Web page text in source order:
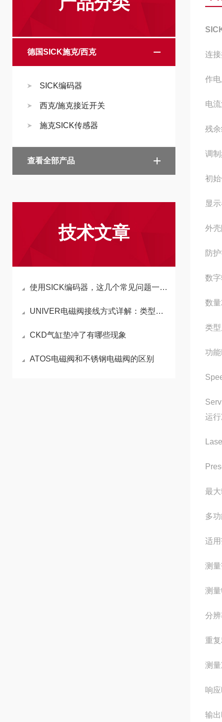
德国SICK施克/西克
SICK编码器
西克/施克接近开关
施克SICK传感器
查看全部产品
技术文章
使用SICK编码器，这几个常见问题一定要知道
UNIVER电磁阀接线方式详解：类型与操作技巧
CKD气缸垫冲了有哪些现象
ATOS电磁阀和不锈钢电磁阀的区别
连
作
电
残
调
初
显
外
防
数
数量
类型
功能
运
最
多
适
测
测
分
重
测
响
输